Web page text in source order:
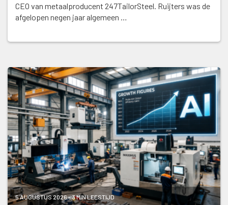
CEO van metaalproducent 247TailorSteel. Ruijters was de
afgelopen negen jaar algemeen …
5 AUGUSTUS 2026 - 3 MIN LEESTIJD